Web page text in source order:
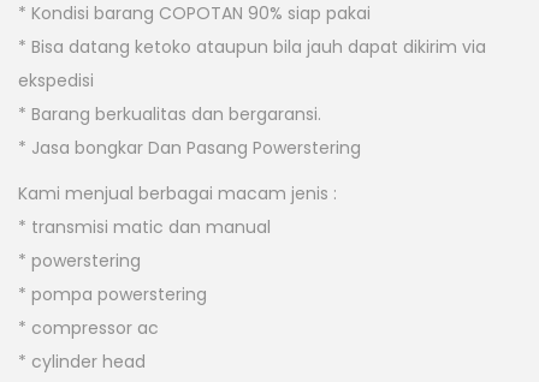
* Kondisi barang COPOTAN 90% siap pakai
* Bisa datang ketoko ataupun bila jauh dapat dikirim via
ekspedisi
* Barang berkualitas dan bergaransi.
* Jasa bongkar Dan Pasang Powerstering
Kami menjual berbagai macam jenis :
* transmisi matic dan manual
* powerstering
* pompa powerstering
* compressor ac
* cylinder head